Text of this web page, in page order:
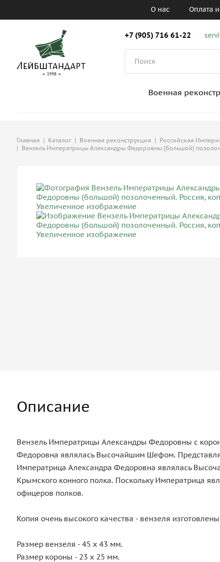
О нас Оплата
+7 (905) 716 61-22
Военная
Главная | Каталог | Военная реконструкция | Российская
| Вензель Императрицы Александры Федоровны (большой)
Описание
Вензель Императрицы Александры Федоровны с
Федоровна являлась Высочайшим Шефом.
Императрица Александра Федоровна являлась
Крымского конного полка. Поскольку Императрица
офицеров полков.
Копия очень высокого качества - вензеля
Размер вензеля - 45 х 43 мм.
Размер короны - 23 х 25 мм.